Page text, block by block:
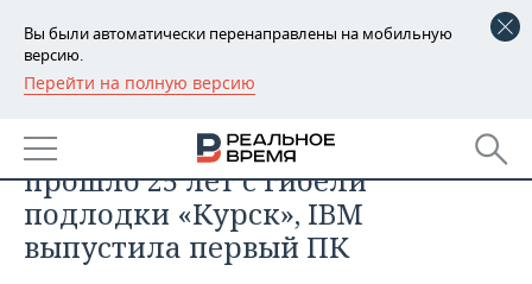
Вы были автоматически перенаправлены на мобильную
версию.
Перейти на полную версию
РЕГИОНЫ
БАШКОРТОСТАН
ТАТАРСТАН
УДМУРТИЯ
НОВОСТИ
АНАЛИТИКА
НОВОСТИ АНАЛИТИКИ
ЭКОНОМИКА
День в истории 12 августа:
прошло 25 лет с гибели
подлодки «Курск», IBM
выпустила первый ПК